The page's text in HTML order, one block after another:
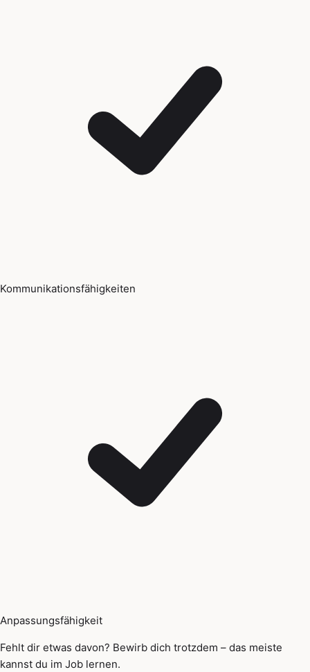
Kommunikationsfähigkeiten
Anpassungsfähigkeit
Fehlt dir etwas davon? Bewirb dich trotzdem – das meiste
kannst du im Job lernen.